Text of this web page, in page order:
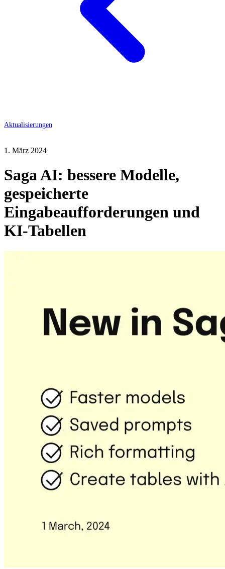
Aktualisierungen
1. März 2024
Saga AI: bessere Modelle,
gespeicherte
Eingabeaufforderungen und
KI-Tabellen